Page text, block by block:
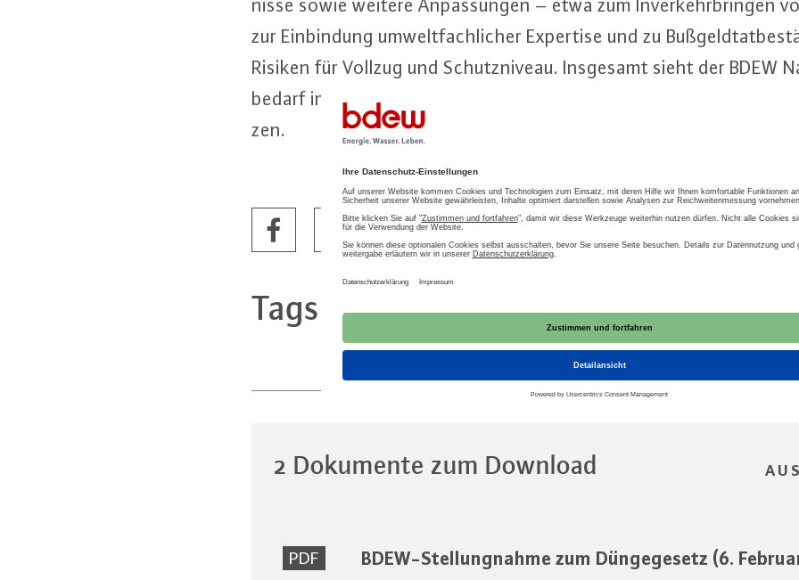
nis­se sowie weitere An­pas­sun­gen – etwa zum In­ver­kehr­brin­gen
zur Ein­bin­dung um­welt­fach­li­cher Expertise und zu
Risiken für Vollzug und Schutz­ni­veau. Insgesamt sieht der BDEW
be­darf im Entwurf des Dün­ge­ge­set­zes, um die EU-Ni­tratricht­li­nie
zen.
Tags
Wasser/Abwasser
Nitrat
2 Dokumente zum Download
PDF BDEW-Stellungnahme zum Düngegesetz (6.